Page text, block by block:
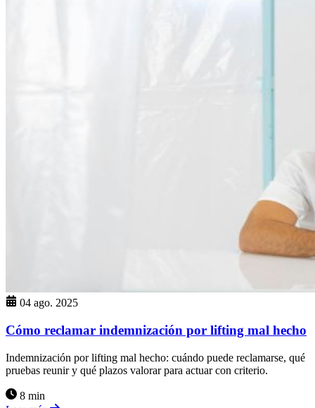
04 ago. 2025
Cómo reclamar indemnización por lifting mal hecho
Indemnización por lifting mal hecho: cuándo puede reclamarse, qué
pruebas reunir y qué plazos valorar para actuar con criterio.
8 min